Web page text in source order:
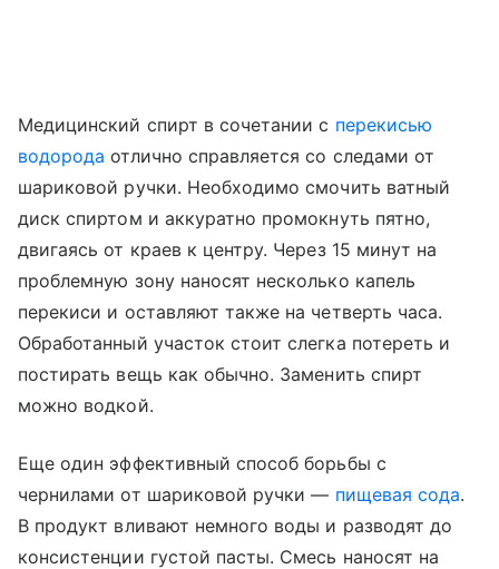
Медицинский спирт в сочетании с перекисью
водорода отлично справляется со следами от
шариковой ручки. Необходимо смочить ватный
диск спиртом и аккуратно промокнуть пятно,
двигаясь от краев к центру. Через 15 минут на
проблемную зону наносят несколько капель
перекиси и оставляют также на четверть часа.
Обработанный участок стоит слегка потереть и
постирать вещь как обычно. Заменить спирт
можно водкой.
Еще один эффективный способ борьбы с
чернилами от шариковой ручки — пищевая сода.
В продукт вливают немного воды и разводят до
консистенции густой пасты. Смесь наносят на